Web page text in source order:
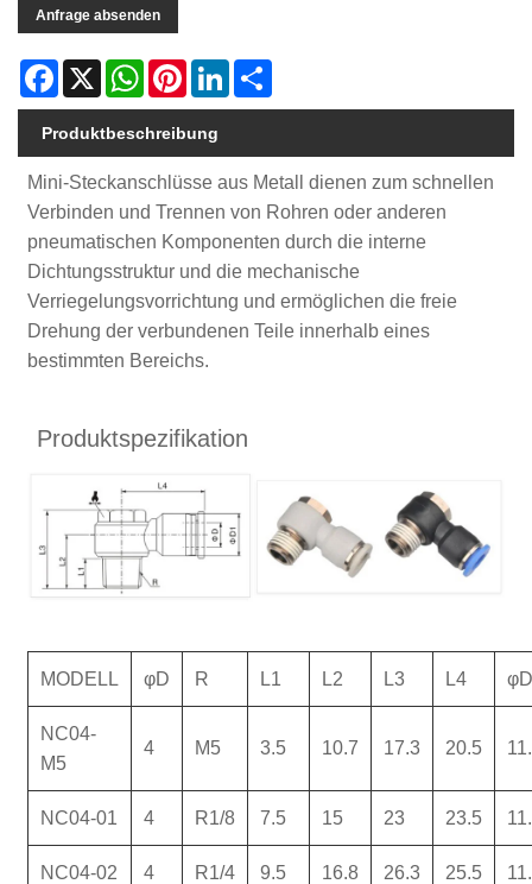
Anfrage absenden
Facebook
X WhatsAppPinterestLinkedIn
Produktbeschreibung
Mini-Steckanschlüsse aus Metall dienen zum schnellen
Verbinden und Trennen von Rohren oder anderen
pneumatischen Komponenten durch die interne
Dichtungsstruktur und die mechanische
Verriegelungsvorrichtung und ermöglichen die freie
Drehung der verbundenen Teile innerhalb eines
bestimmten Bereichs.
Produktspezifikation
MODELL φD R L1 L2 L3 L4
NC04-
M5
4 M5 3.5 10.7 17.3 20.5
NC04-01 4 R1/8 7.5 15 23 23.5
NC04-02 4 R1/4 9.5 16.8 26.3 25.5